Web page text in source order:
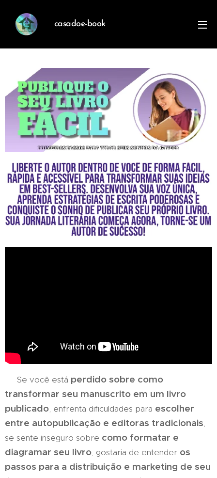
casadoe-book
Se você está perdido sobre como
transformar seu manuscrito em um livro
publicado, enfrenta dificuldades para escolher
entre autopublicação e editoras tradicionais,
se sente inseguro sobre como formatar e
diagramar seu livro, gostaria de entender os
passos para a distribuição e marketing de seu